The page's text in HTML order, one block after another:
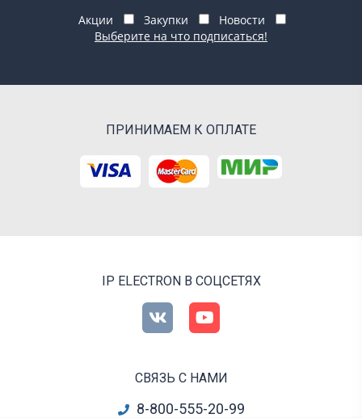
Акции Закупки
Новости
Выберите на что подписаться!
ПРИНИМАЕМ К ОПЛАТЕ
IP ELECTRON В СОЦСЕТЯХ
СВЯЗЬ С НАМИ
8-800-555-20-99